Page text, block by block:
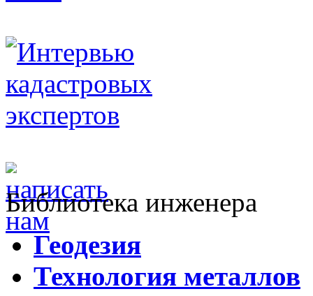
Библиотека инженера
Геодезия
Технология металлов